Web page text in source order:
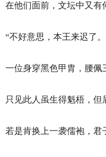
在他们面前，文坛中又有
“不好意思，本王来迟了。
一位身穿黑色甲胄，腰佩
只见此人虽生得魁梧，但
若是肯换上一袭儒袍，君